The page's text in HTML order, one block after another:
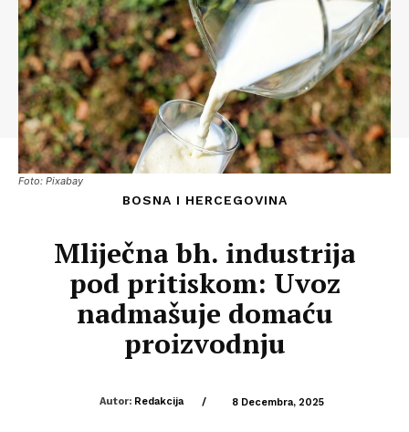
Foto: Pixabay
BOSNA I HERCEGOVINA
Mliječna bh. industrija
pod pritiskom: Uvoz
nadmašuje domaću
proizvodnju
Autor: Redakcija / 8 Decembra, 2025